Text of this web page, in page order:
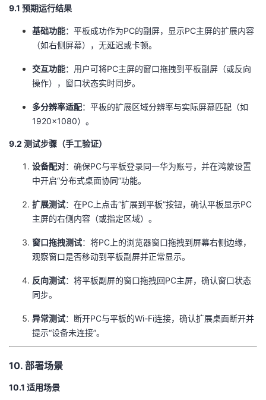
9.1 预期运行结果
​基础功能​​：平板成功作为PC的副屏，显示PC主屏的扩展内容
（如右侧屏幕），无延迟或卡顿。
​交互功能​​：用户可将PC主屏的窗口拖拽到平板副屏（或反向
操作），窗口状态实时同步。
​多分辨率适配​​：平板的扩展区域分辨率与实际屏幕匹配（如
1920×1080）。
9.2 测试步骤（手工验证）
​设备配对​​：确保PC与平板登录同一华为账号，并在鸿蒙设置
中开启“分布式桌面协同”功能。
​扩展测试​​：在PC上点击“扩展到平板”按钮，确认平板显示PC
主屏的右侧内容（或指定区域）。
​窗口拖拽测试​​：将PC上的浏览器窗口拖拽到屏幕右侧边缘，
观察窗口是否移动到平板副屏并正常显示。
​反向测试​​：将平板副屏的窗口拖拽回PC主屏，确认窗口状态
同步。
​异常测试​​：断开PC与平板的Wi-Fi连接，确认扩展桌面断开并
提示“设备未连接”。
10. 部署场景
10.1 适用场景